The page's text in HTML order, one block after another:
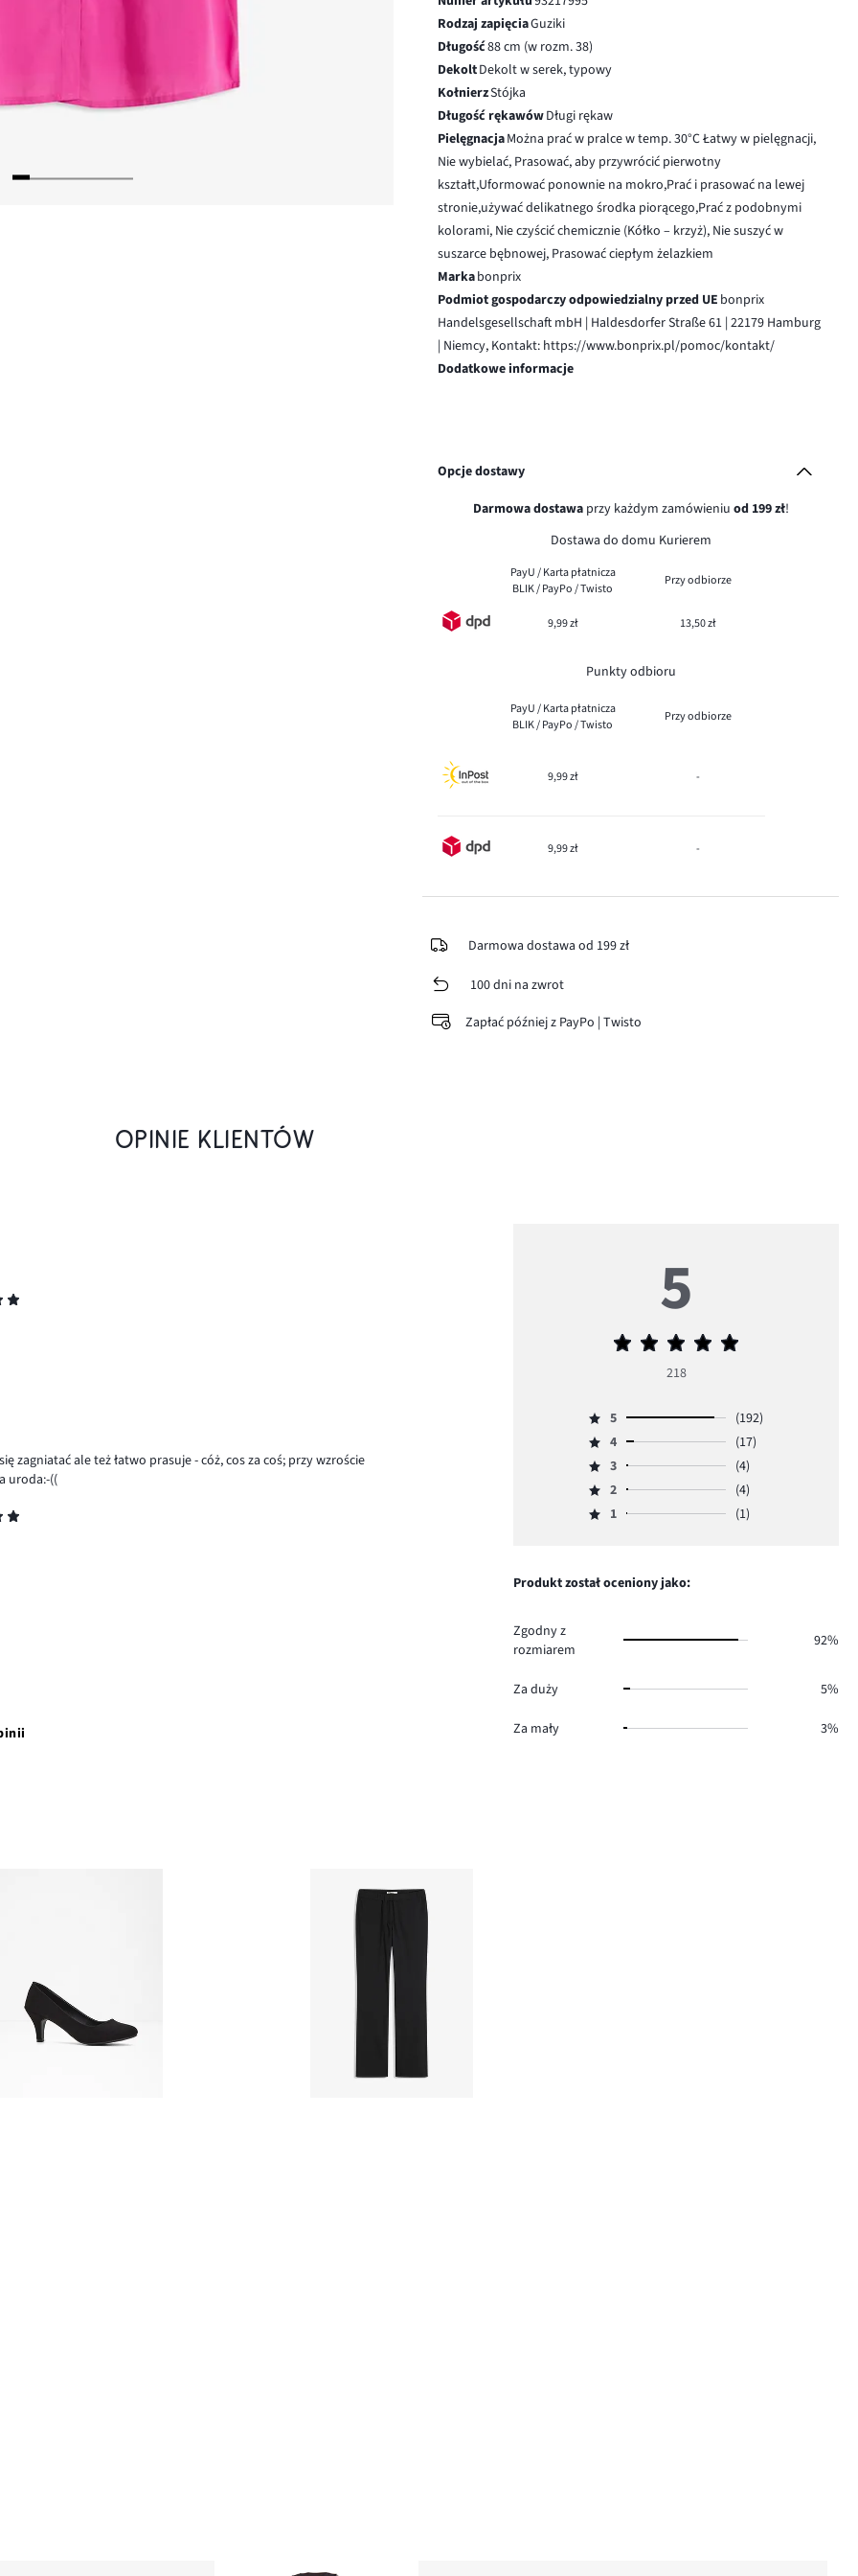
Rodzaj zapięciaGuziki
Długość88 cm (w rozm. 38)
DekoltDekolt w serek, typowy
KołnierzStójka
Długość rękawówDługi rękaw
PielęgnacjaMożna prać w pralce w temp. 30°C Łatwy w pielęgnacji,
Nie wybielać, Prasować, aby przywrócić pierwotny
kształt,Uformować ponownie na mokro,Prać i prasować na lewej
stronie,używać delikatnego środka piorącego,Prać z podobnymi
kolorami, Nie czyścić chemicznie (Kółko – krzyż), Nie suszyć w
suszarce bębnowej, Prasować ciepłym żelazkiem
Markabonprix
Podmiot gospodarczy odpowiedzialny przed UE bonprix
Handelsgesellschaft mbH | Haldesdorfer Straße 61 | 22179 Hamburg
| Niemcy, Kontakt: https://www.bonprix.pl/pomoc/kontakt/
Dodatkowe informacje
Opcje dostawy
Darmowa dostawaprzy każdym zamówieniu od 199 zł!
Dostawa do domu Kurierem
PayU / Karta płatnicza
BLIK / PayPo / Twisto
Przy odbiorze
9,99 zł 13,50 zł
Punkty odbioru
PayU / Karta płatnicza
BLIK / PayPo / Twisto
Przy odbiorze
9,99 zł -
9,99 zł -
Darmowa dostawa od 199 zł
100 dni na zwrot
Zapłać później z PayPo | Twisto
OPINIE KLIENTÓW
zagniatać ale też łatwo prasuje - cóż, cos za coś; przy wzroście
uroda:-((
5
Średnia
5
218
Ocena
5,
ilość
głosów
5
(192)
Ocena
4,
ilość
głosów
4
(17)
Ocena
3,
ilość
3
(4)
Ocena
2,
4.
2
(4)
Ocena
głosów
1 (1)
Produkt został oceniony jako:
Zgodny z
rozmiarem
92%
Za duży 5%
Za mały 3%